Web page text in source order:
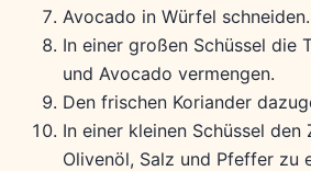
Avocado in Würfel schneiden.
In einer großen Schüssel die
und Avocado vermengen.
Den frischen Koriander
In einer kleinen Schüssel
Olivenöl, Salz und Pfeffer zu